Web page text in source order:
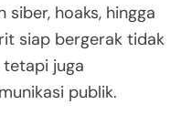
siber, hoaks, hingga
siap bergerak tidak
tetapi juga
publik.